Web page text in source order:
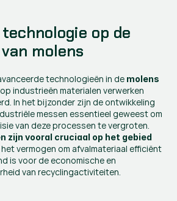
op de
molens
technologieën in de molens
industrieën materialen verwerken
In het bijzonder zijn de ontwikkeling
messen essentieel geweest om
zijn vooral cruciaal op het gebied
het vermogen om afvalmateriaal efficiënt
is voor de economische en
van recyclingactiviteiten.